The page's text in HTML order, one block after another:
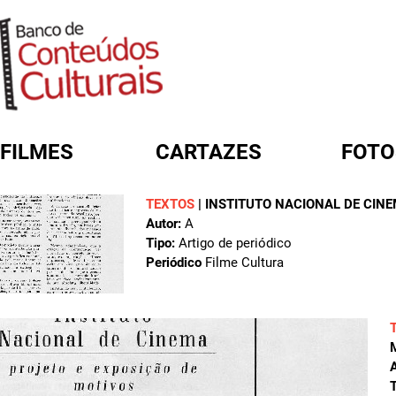
FILMES CARTAZES
TEXTOS | INSTITUTO NACIONAL DE
Autor: A
Tipo: Artigo de periódico
Periódico Filme Cultura
FORMULÁRIO DE BUSCA